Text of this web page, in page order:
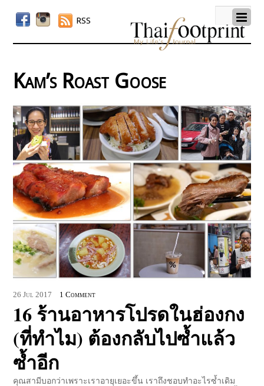
RSS
Kam’s Roast Goose
26 Jul 2017 1 Comment
16 ร้านอาหารโปรดในฮ่องกง
(ที่ทำไม) ต้องกลับไปซ้ำแล้ว
ซ้ำอีก
คุณสามีบอกว่าเพราะเราอายุเยอะขึ้น เราถึงชอบทำอะไรซ้ำเดิม